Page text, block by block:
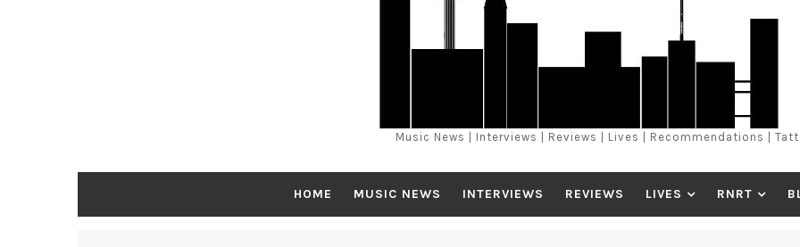
Music News | Interviews | Reviews | Lives | Recommendations |
HOME MUSIC NEWS INTERVIEWS REVIEWS LIVES RNRT